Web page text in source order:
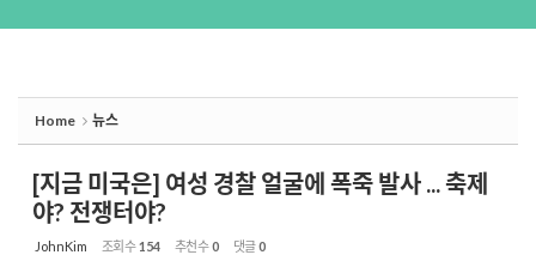
Home 뉴스
[지금 미국은] 여성 경찰 얼굴에 폭죽 발사 ... 축제
야? 전쟁터야?
JohnKim 조회 수154 추천 수0 댓글0